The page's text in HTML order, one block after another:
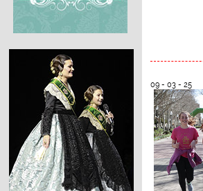
09 - 03 - 25